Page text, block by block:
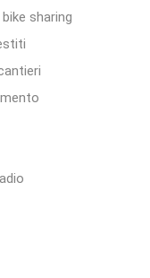
sharing